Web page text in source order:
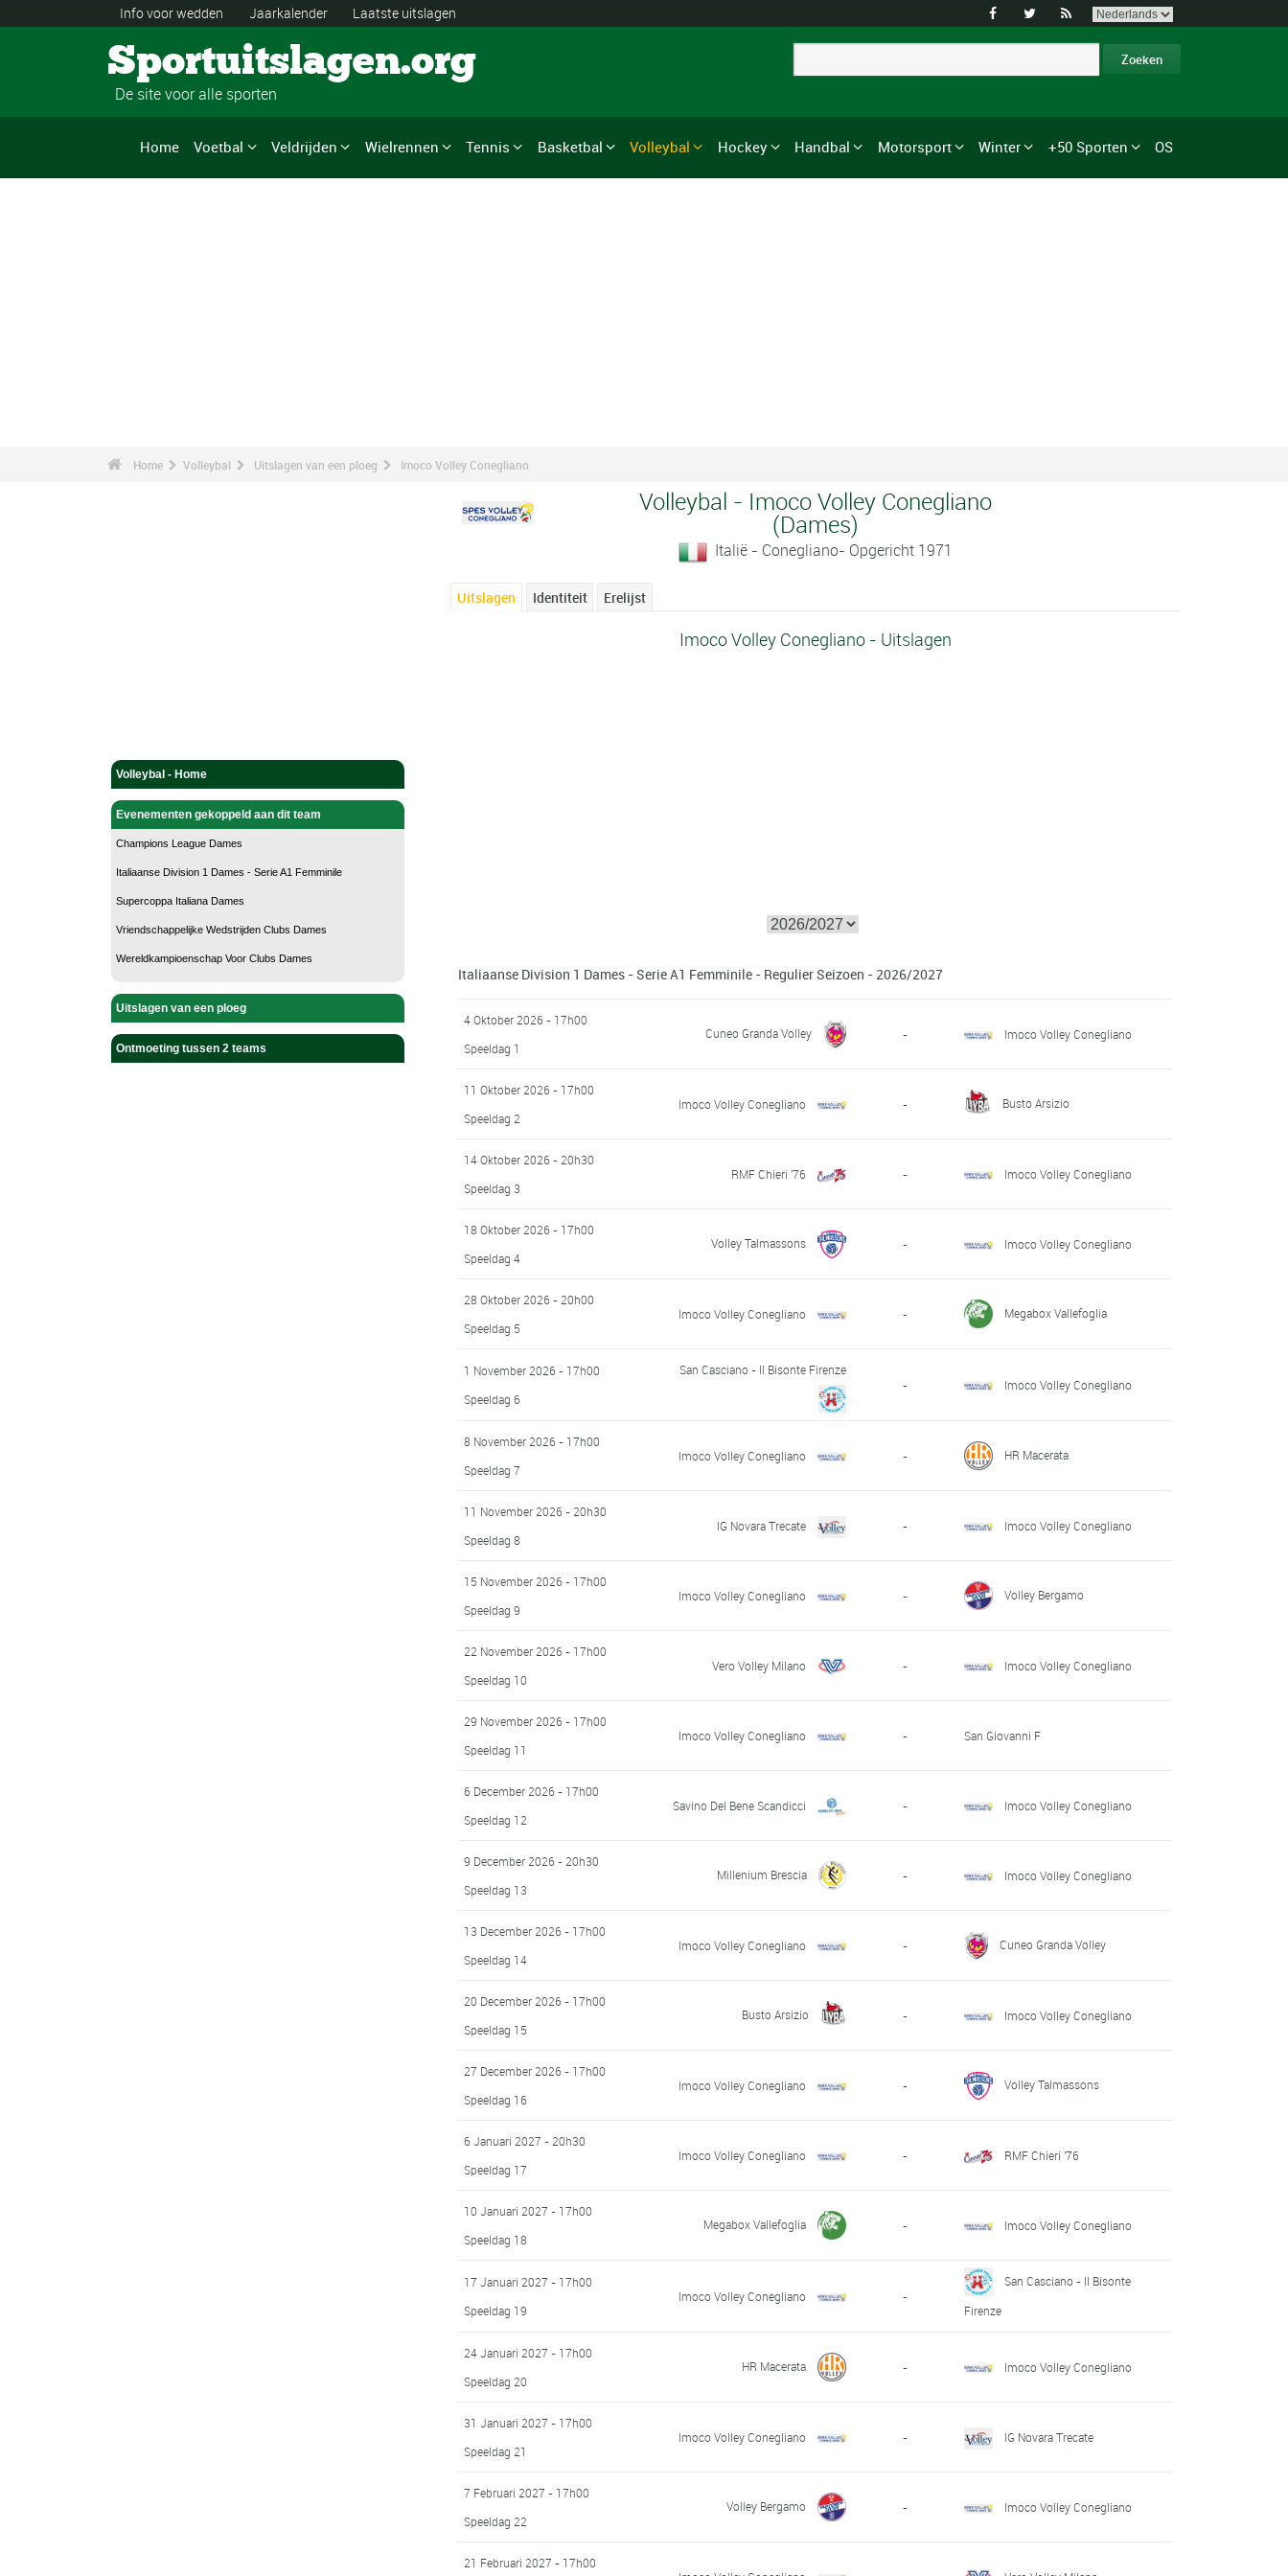
Info voor wedden Jaarkalender Laatste uitslagen   
Sportuitslagen.org
De site voor alle sporten
Home Voetbal Veldrijden Wielrennen Tennis Basketbal Volleybal Hockey Handbal Motorsport Winter +50 Sporten OS
Home Volleybal Uitslagen van een ploeg Imoco Volley Conegliano
Volleybal - Home
Evenementen gekoppeld aan dit team
Champions League Dames
Italiaanse Division 1 Dames - Serie A1 Femminile
Supercoppa Italiana Dames
Vriendschappelijke Wedstrijden Clubs Dames
Wereldkampioenschap Voor Clubs Dames
Uitslagen van een ploeg
Ontmoeting tussen 2 teams
Volleybal - Imoco Volley Conegliano
(Dames)
Italië - Conegliano- Opgericht 1971
Uitslagen Identiteit Erelijst
Imoco Volley Conegliano - Uitslagen
Italiaanse Division 1 Dames - Serie A1 Femminile - Regulier Seizoen - 2026/2027
4 Oktober 2026 - 17h00
Speeldag 1
Cuneo Granda Volley - Imoco Volley Conegliano
11 Oktober 2026 - 17h00
Speeldag 2
Imoco Volley Conegliano - Busto Arsizio
14 Oktober 2026 - 20h30
Speeldag 3
RMF Chieri '76 - Imoco Volley Conegliano
18 Oktober 2026 - 17h00
Speeldag 4
Volley Talmassons - Imoco Volley Conegliano
28 Oktober 2026 - 20h00
Speeldag 5
Imoco Volley Conegliano - Megabox Vallefoglia
1 November 2026 - 17h00
Speeldag 6
San Casciano - Il Bisonte Firenze
-
Imoco Volley Conegliano
8 November 2026 - 17h00
Speeldag 7
Imoco Volley Conegliano - HR Macerata
11 November 2026 - 20h30
Speeldag 8
IG Novara Trecate - Imoco Volley Conegliano
15 November 2026 - 17h00
Speeldag 9
Imoco Volley Conegliano - Volley Bergamo
22 November 2026 - 17h00
Speeldag 10
Vero Volley Milano - Imoco Volley Conegliano
29 November 2026 - 17h00
Speeldag 11
Imoco Volley Conegliano - San Giovanni F
6 December 2026 - 17h00
Speeldag 12
Savino Del Bene Scandicci - Imoco Volley Conegliano
9 December 2026 - 20h30
Speeldag 13
Millenium Brescia - Imoco Volley Conegliano
13 December 2026 - 17h00
Speeldag 14
Imoco Volley Conegliano - Cuneo Granda Volley
20 December 2026 - 17h00
Speeldag 15
Busto Arsizio - Imoco Volley Conegliano
27 December 2026 - 17h00
Speeldag 16
Imoco Volley Conegliano - Volley Talmassons
6 Januari 2027 - 20h30
Speeldag 17
Imoco Volley Conegliano - RMF Chieri '76
10 Januari 2027 - 17h00
Speeldag 18
Megabox Vallefoglia - Imoco Volley Conegliano
17 Januari 2027 - 17h00
Speeldag 19
Imoco Volley Conegliano -
San Casciano - Il Bisonte
Firenze
24 Januari 2027 - 17h00
Speeldag 20
HR Macerata - Imoco Volley Conegliano
31 Januari 2027 - 17h00
Speeldag 21
Imoco Volley Conegliano - IG Novara Trecate
7 Februari 2027 - 17h00
Speeldag 22
Volley Bergamo - Imoco Volley Conegliano
21 Februari 2027 - 17h00